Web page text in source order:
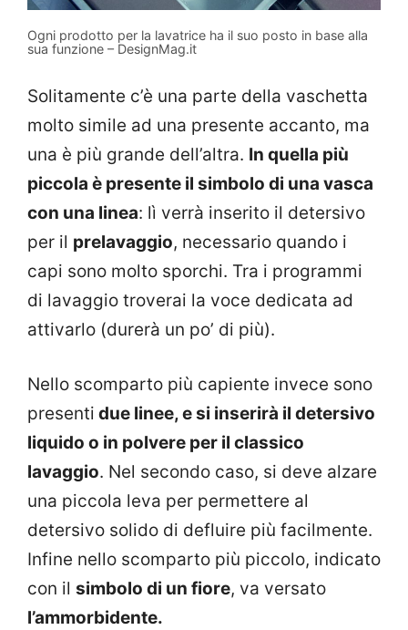
Ogni prodotto per la lavatrice ha il suo posto in base alla
sua funzione – DesignMag.it
Solitamente c’è una parte della vaschetta
molto simile ad una presente accanto, ma
una è più grande dell’altra. In quella più
piccola è presente il simbolo di una vasca
con una linea: lì verrà inserito il detersivo
per il prelavaggio, necessario quando i
capi sono molto sporchi. Tra i programmi
di lavaggio troverai la voce dedicata ad
attivarlo (durerà un po’ di più).
Nello scomparto più capiente invece sono
presenti due linee, e si inserirà il detersivo
liquido o in polvere per il classico
lavaggio. Nel secondo caso, si deve alzare
una piccola leva per permettere al
detersivo solido di defluire più facilmente.
Infine nello scomparto più piccolo, indicato
con il simbolo di un fiore, va versato
l’ammorbidente.